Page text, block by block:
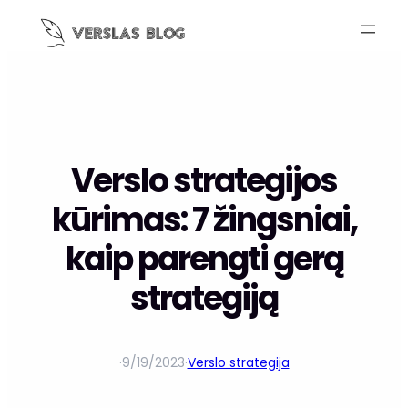
Verslo strategijos
kūrimas: 7 žingsniai,
kaip parengti gerą
strategiją
·9/19/2023·Verslo strategija